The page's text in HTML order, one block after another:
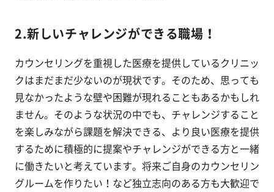
2.新しいチャレンジができる職場！
カウンセリングを重視した医療を提供しているクリニッ
クはまだまだ少ないのが現状です。そのため、思っても
見なかったような壁や困難が現れることもあるかもしれ
ません。そのような状況の中でも、チャレンジすること
を楽しみながら課題を解決できる、より良い医療を提供
するために積極的に提案やチャレンジができる方と一緒
に働きたいと考えています。将来ご自身のカウンセリン
グルームを作りたい！など独立志向のある方も大歓迎で